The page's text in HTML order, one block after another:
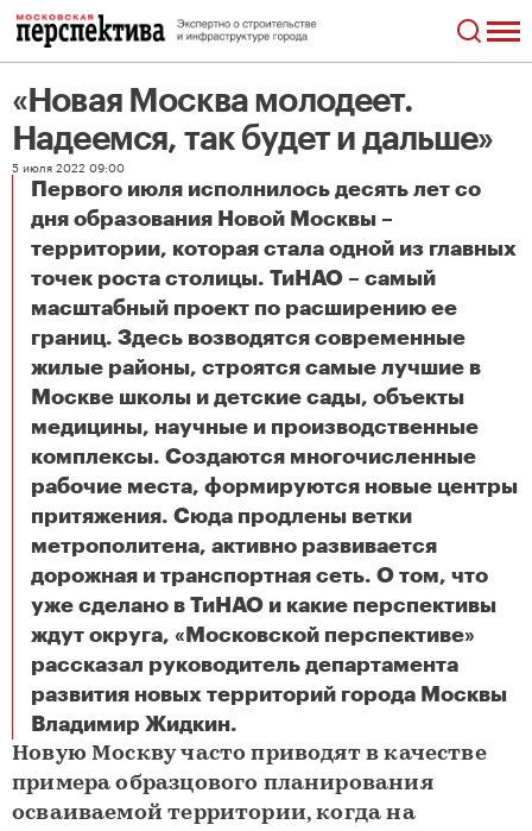
«Новая Москва молодеет.
Надеемся, так будет и дальше»
5 июля 2022 09:00
Первого июля исполнилось десять лет со
дня образования Новой Москвы –
территории, которая стала одной из главных
точек роста столицы. ТиНАО – самый
масштабный проект по расширению ее
границ. Здесь возводятся современные
жилые районы, строятся самые лучшие в
Москве школы и детские сады, объекты
медицины, научные и производственные
комплексы. Создаются многочисленные
рабочие места, формируются новые центры
притяжения. Сюда продлены ветки
метрополитена, активно развивается
дорожная и транспортная сеть. О том, что
уже сделано в ТиНАО и какие перспективы
ждут округа, «Московской перспективе»
рассказал руководитель департамента
развития новых территорий города Москвы
Владимир Жидкин.
Новую Москву часто приводят в качестве
примера образцового планирования
осваиваемой территории, когда на